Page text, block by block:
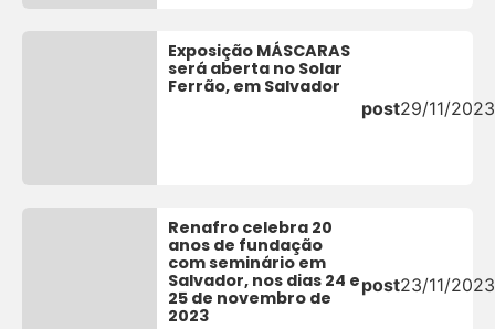
Exposição MÁSCARAS
será aberta no Solar
Ferrão, em Salvador
post29/11/2023
Renafro celebra 20
anos de fundação
com seminário em
Salvador, nos dias 24 e
25 de novembro de
2023
post23/11/2023